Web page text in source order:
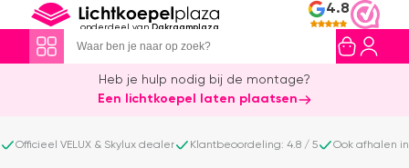
onderdeel van Dakraamplaza
4.8
Heb je hulp nodig bij de montage?
Een lichtkoepel laten plaatsen
Officieel VELUX & Skylux dealer Klantbeoordeling: 4.8 / 5 Ook afhalen